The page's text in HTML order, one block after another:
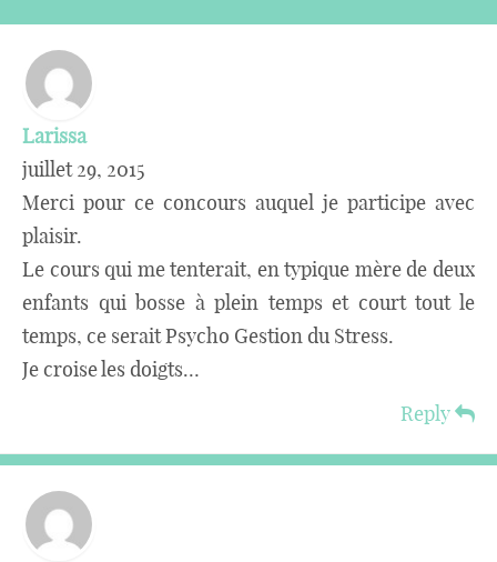
Larissa
juillet 29, 2015
Merci pour ce concours auquel je participe avec
plaisir.
Le cours qui me tenterait, en typique mère de deux
enfants qui bosse à plein temps et court tout le
temps, ce serait Psycho Gestion du Stress.
Je croise les doigts…
Reply